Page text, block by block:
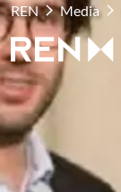
REN Media